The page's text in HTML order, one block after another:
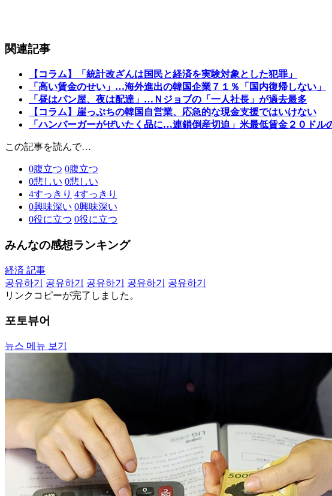
関連記事
【コラム】「統計改ざんは国民と経済を実験対象とした犯罪」
「高い賃金のせい」…海外進出の韓国企業７１％「国内復帰しない」
「昼はパン屋、夜は配達」…Ｎジョブの「一人社長」が過去最多
【コラム】崖っぷちの韓国自営業、応急的な現金支援ではいけない
「ハンバーガーがぜいたく品に…連鎖倒産切迫」米最低賃金２０ドル
この記事を読んで…
0腹立つ 0腹立つ
0悲しい 0悲しい
4すっきり 4すっきり
0興味深い 0興味深い
0役に立つ 0役に立つ
みんなの感想ランキング
経済 記事
공유하기
공유하기 공유하기 공유하기
공유하기
リンクコピーが完了しました。
포토뷰어
뉴스 메뉴 보기